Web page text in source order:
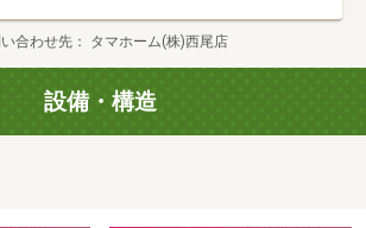
小南店まで50m
場頂く分譲住宅をご検討の20歳以上の
査を実施いただけない場合は1万円分と
合わせ先 タマホーム(株)西尾店
設備・構造